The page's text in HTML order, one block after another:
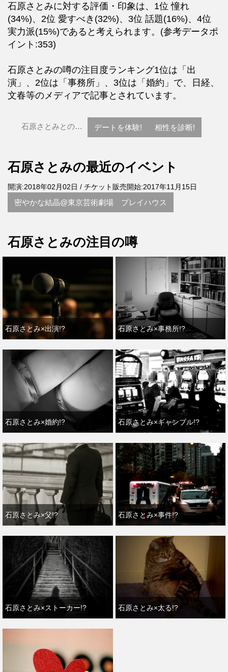
石原さとみに対する評価・印象は、1位 憧れ
(34%)、2位 愛すべき(32%)、3位 話題(16%)、4位
実力派(15%)であると考えられます。(参考データポ
イント:353)
石原さとみの噂の注目度ランキング1位は「出
演」、2位は「事務所」、3位は「婚約」で、日経、
文春等のメディアで記事とされています。
石原さとみとの… デートを体験! 相性を診断!
石原さとみの最近のイベント
開演:2018年02月02日 / チケット販売開始:2017年11月15日
密やかな結晶@東京芸術劇場 プレイハウス
石原さとみの注目の噂
石原さとみ×出演!? 石原さとみ×事務所!?
石原さとみ×婚約!? 石原さとみ×ギャンブル!?
石原さとみ×父!? 石原さとみ×事件!?
石原さとみ×ストーカー!? 石原さとみ×太る!?